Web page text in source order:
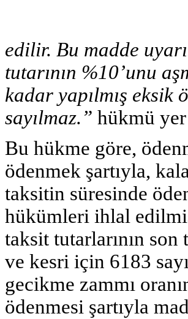
edilir. Bu madde
tutarının %10’unu
kadar yapılmış
sayılmaz.” hükmü
Bu hükme göre,
ödenmek şartıyla,
taksitin süresinde
hükümleri ihlal
taksit tutarlarının
ve kesri için 6183
gecikme zammı
ödenmesi şartıyla